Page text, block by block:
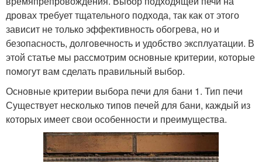
дровах требует тщательного подхода, так как от этого
зависит не только эффективность обогрева, но и
безопасность, долговечность и удобство эксплуатации. В
этой статье мы рассмотрим основные критерии, которые
помогут вам сделать правильный выбор.
Основные критерии выбора печи для бани 1. Тип печи
Существует несколько типов печей для бани, каждый из
которых имеет свои особенности и преимущества.